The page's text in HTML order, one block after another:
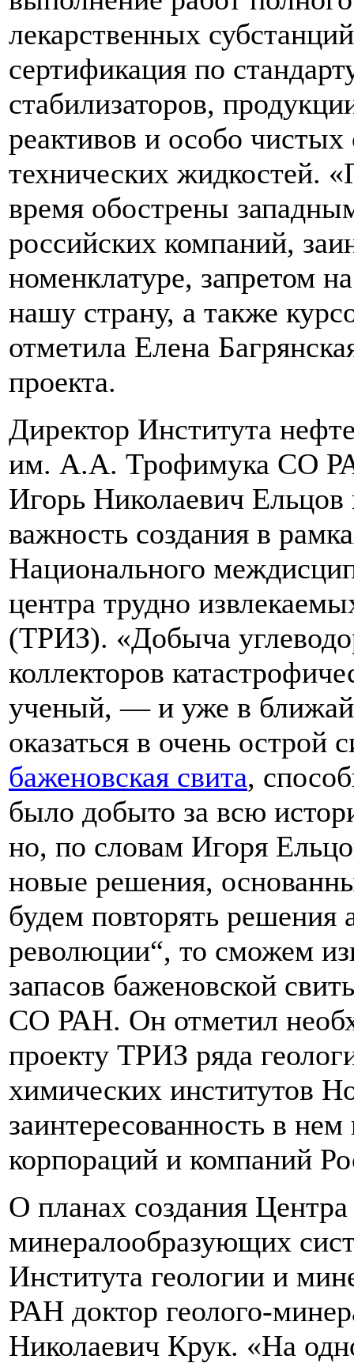
лекарственных
сертификация по
стабилизаторов,
реактивов и особо чистых
технических жидкостей.
время обострены
российских компаний,
номенклатуре, запретом
нашу страну, а также
отметила Елена
проекта.
Директор Института
им. А.А. Трофимука СО
Игорь Николаевич Ельцов
важность создания в
Национального
центра трудно
(ТРИЗ). «Добыча
коллекторов
ученый, — и уже в
оказаться в очень
баженовская свита,
было добыто за всю
но, по словам Игоря
новые решения,
будем повторять решения
революции“, то сможем
запасов баженовской
СО РАН. Он отметил
проекту ТРИЗ ряда
химических институтов
заинтересованность в
корпораций и компаний
О планах создания
минералообразующих
Института геологии и
РАН доктор геолого-
Николаевич Крук. «На